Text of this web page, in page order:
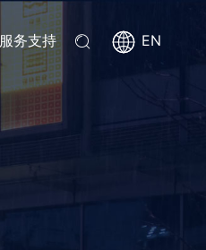
服务支持 EN